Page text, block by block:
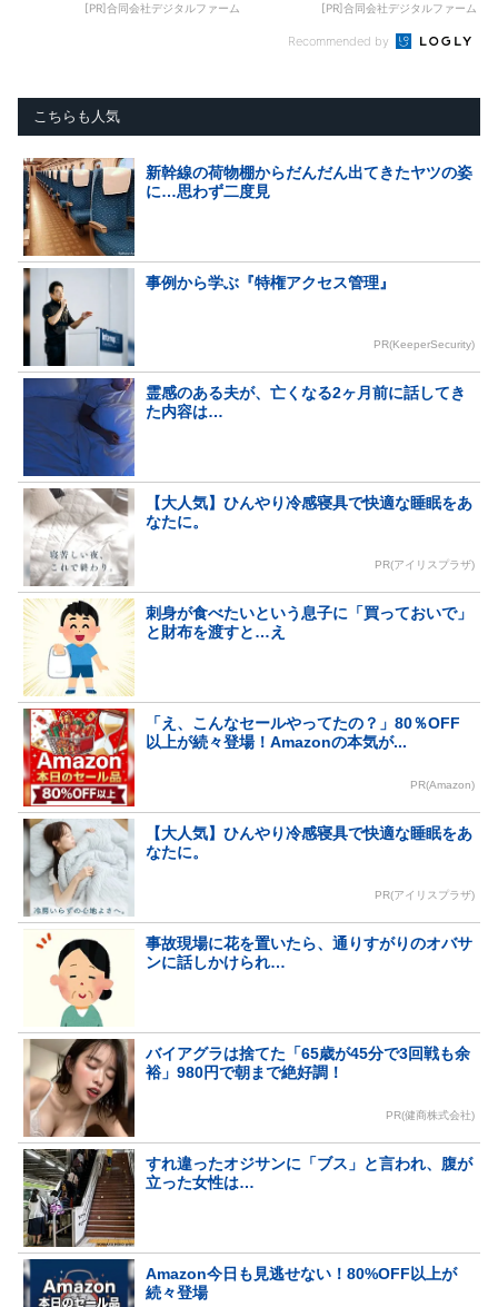
[PR]合同会社デジタルファーム [PR]合同会社デジタルファーム
Recommended by
こちらも人気
新幹線の荷物棚からだんだん出てきたヤツの姿
に…思わず二度見
事例から学ぶ『特権アクセス管理』
PR(KeeperSecurity)
霊感のある夫が、亡くなる2ヶ月前に話してき
た内容は…
【大人気】ひんやり冷感寝具で快適な睡眠をあ
なたに。
PR(アイリスプラザ)
刺身が食べたいという息子に「買っておいで」
と財布を渡すと…え
「え、こんなセールやってたの？」80％OFF
以上が続々登場！Amazonの本気が...
PR(Amazon)
【大人気】ひんやり冷感寝具で快適な睡眠をあ
なたに。
PR(アイリスプラザ)
事故現場に花を置いたら、通りすがりのオバサ
ンに話しかけられ…
バイアグラは捨てた「65歳が45分で3回戦も余
裕」980円で朝まで絶好調！
PR(健商株式会社)
すれ違ったオジサンに「ブス」と言われ、腹が
立った女性は…
Amazon今日も見逃せない！80%OFF以上が
続々登場